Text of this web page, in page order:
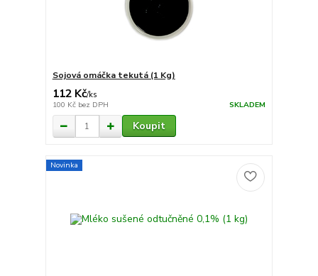
Sojová omáčka tekutá (1 Kg)
112 Kč/ks
100 Kč bez DPH SKLADEM
Koupit
Novinka